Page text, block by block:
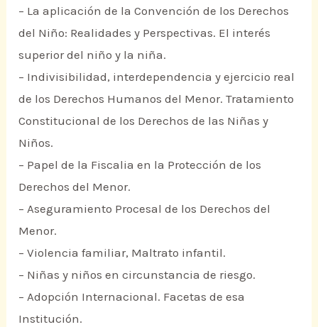
– La aplicación de la Convención de los Derechos
del Niño: Realidades y Perspectivas. El interés
superior del niño y la niña.
– Indivisibilidad, interdependencia y ejercicio real
de los Derechos Humanos del Menor. Tratamiento
Constitucional de los Derechos de las Niñas y
Niños.
– Papel de la Fiscalia en la Protección de los
Derechos del Menor.
– Aseguramiento Procesal de los Derechos del
Menor.
– Violencia familiar, Maltrato infantil.
– Niñas y niños en circunstancia de riesgo.
– Adopción Internacional. Facetas de esa
Institución.